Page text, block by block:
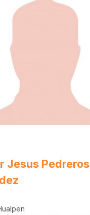
Jesus Pedreros